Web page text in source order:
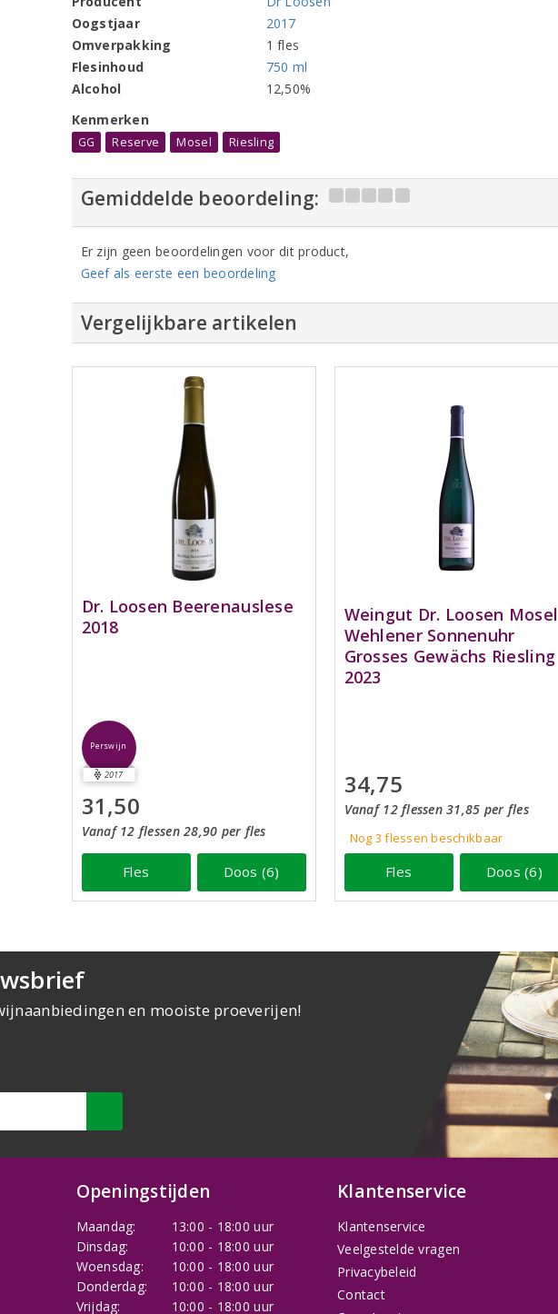
Oogstjaar
2017
Omverpakking
1 fles
Flesinhoud
750 ml
Alcohol
12,50%
Kenmerken
GG Reserve Mosel Riesling
Gemiddelde beoordeling:
Er zijn geen beoordelingen voor dit product,
Geef als eerste een beoordeling
Vergelijkbare artikelen
Dr. Loosen Beerenauslese
2018
Perswijn
2017
31,50
Vanaf 12 flessen 28,90 per fles
Fles Doos (6)
Weingut Dr. Loosen Mosel
Wehlener Sonnenuhr
Grosses Gewächs Riesling
2023
34,75
Vanaf 12 flessen 31,85 per fles
Nog 3 flessenbeschikbaar
Fles Doos (6)
en mooiste proeverijen!
Openingstijden
Maandag:
13:00 - 18:00 uur
Dinsdag:
10:00 - 18:00 uur
Woensdag:
10:00 - 18:00 uur
Donderdag:
10:00 - 18:00 uur
Vrijdag:
10:00 - 18:00 uur
Klantenservice
Klantenservice
Veelgestelde vragen
Privacybeleid
Contact